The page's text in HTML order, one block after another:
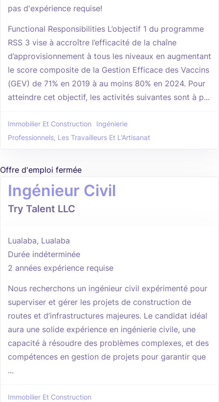
pas d'expérience requise!
Functional Responsibilities L’objectif 1 du programme
RSS 3 vise à accroître l’efficacité de la chaîne
d’approvisionnement à tous les niveaux en augmentant
le score composite de la Gestion Efficace des Vaccins
(GEV) de 71% en 2019 à au moins 80% en 2024. Pour
atteindre cet objectif, les activités suivantes sont à p...
Immobilier Et Construction
Ingénierie
Professionnels, Les Travailleurs Et L'Artisanat
Offre d'emploi fermée
Ingénieur Civil
Try Talent LLC
Lualaba, Lualaba
Durée indéterminée
2 années expérience requise
Nous recherchons un ingénieur civil expérimenté pour
superviser et gérer les projets de construction de
routes et d’infrastructures majeures. Le candidat idéal
aura une solide expérience en ingénierie civile, une
capacité à résoudre des problèmes complexes, et des
compétences en gestion de projets pour garantir que
...
Immobilier Et Construction